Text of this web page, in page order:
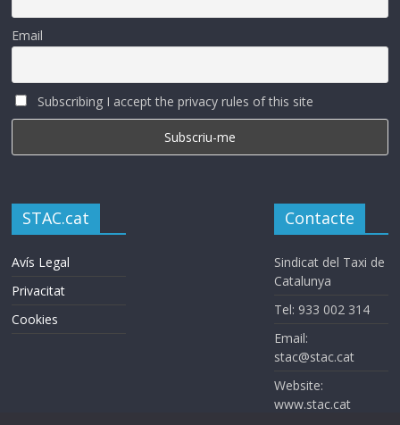
Email
Subscribing I accept the privacy rules of this site
STAC.cat
Avís Legal
Privacitat
Cookies
Contacte
Sindicat del Taxi de
Catalunya
Tel: 933 002 314
Email:
stac@stac.cat
Website:
www.stac.cat